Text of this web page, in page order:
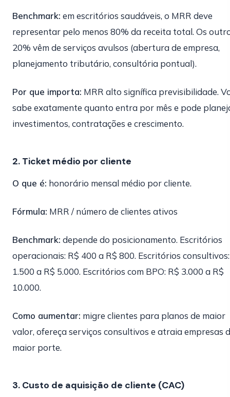
Benchmark: em escritórios saudáveis, o MRR deve
representar pelo menos 80% da receita total. Os
20% vêm de serviços avulsos (abertura de empresa,
planejamento tributário, consultória pontual).
Por que importa: MRR alto signífica previsibilidade.
sabe exatamente quanto entra por mês e pode
investimentos, contratações e crescimento.
2. Ticket médio por cliente
O que é: honorário mensal médio por cliente.
Fórmula: MRR / número de clientes ativos
Benchmark: depende do posicionamento. Escritórios
operacionais: R$ 400 a R$ 800. Escritórios
1.500 a R$ 5.000. Escritórios com BPO: R$ 3.000 a R$
10.000.
Como aumentar: migre clientes para planos de maior
valor, ofereça serviços consultivos e atraia empresas
maior porte.
3. Custo de aquisição de cliente (CAC)